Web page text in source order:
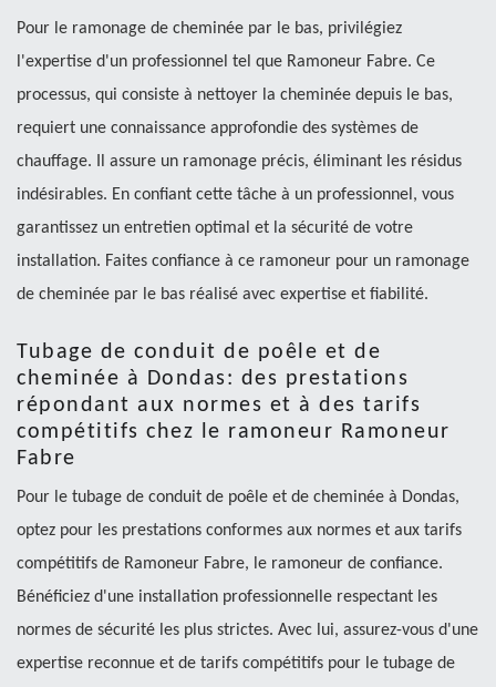
Pour le ramonage de cheminée par le bas, privilégiez
l'expertise d'un professionnel tel que Ramoneur Fabre. Ce
processus, qui consiste à nettoyer la cheminée depuis le bas,
requiert une connaissance approfondie des systèmes de
chauffage. Il assure un ramonage précis, éliminant les résidus
indésirables. En confiant cette tâche à un professionnel, vous
garantissez un entretien optimal et la sécurité de votre
installation. Faites confiance à ce ramoneur pour un ramonage
de cheminée par le bas réalisé avec expertise et fiabilité.
Tubage de conduit de poêle et de
cheminée à Dondas: des prestations
répondant aux normes et à des tarifs
compétitifs chez le ramoneur Ramoneur
Fabre
Pour le tubage de conduit de poêle et de cheminée à Dondas,
optez pour les prestations conformes aux normes et aux tarifs
compétitifs de Ramoneur Fabre, le ramoneur de confiance.
Bénéficiez d'une installation professionnelle respectant les
normes de sécurité les plus strictes. Avec lui, assurez-vous d'une
expertise reconnue et de tarifs compétitifs pour le tubage de